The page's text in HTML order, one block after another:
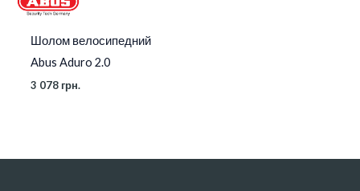
Шолом велосипедний
Abus Aduro 2.0
3 078 грн.